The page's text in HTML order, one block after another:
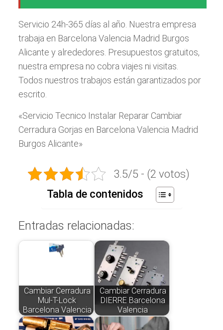
Servicio 24h-365 días al año. Nuestra empresa
trabaja en Barcelona Valencia Madrid Burgos
Alicante y alrededores. Presupuestos gratuitos,
nuestra empresa no cobra viajes ni visitas.
Todos nuestros trabajos están garantizados por
escrito.
«Servicio Tecnico Instalar Reparar Cambiar
Cerradura Gorjas en Barcelona Valencia Madrid
Burgos Alicante»
3.5/5 - (2 votos)
Tabla de contenidos
Entradas relacionadas:
Cambiar Cerradura
Mul-T-Lock
Barcelona Valencia
Cambiar Cerradura
DIERRE Barcelona
Valencia